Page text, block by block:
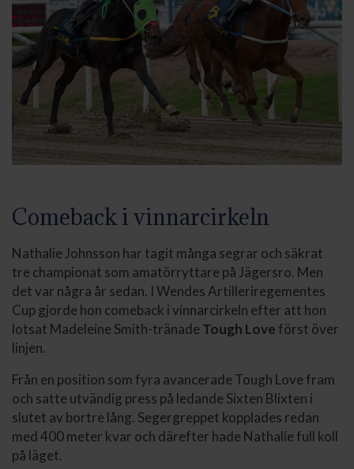
Comeback i vinnarcirkeln
Nathalie Johnsson har tagit många segrar och säkrat
tre championat som amatörryttare på Jägersro. Men
det var några år sedan. I Wendes Artilleriregementes
Cup gjorde hon comeback i vinnarcirkeln efter att hon
lotsat Madeleine Smith-tränade Tough Love först över
linjen.
Från en position som fyra avancerade Tough Love fram
och satte utvändig press på ledande Sixten Blixten i
slutet av bortre lång. Segergreppet kopplades redan
med 400 meter kvar och därefter hade Nathalie full koll
på läget.